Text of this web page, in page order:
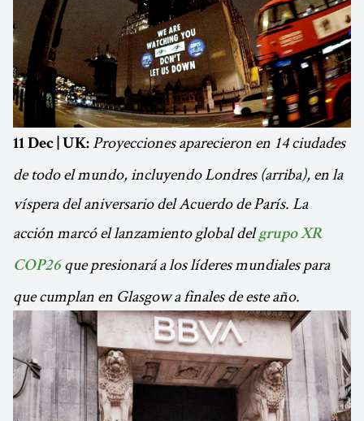
11 Dec | UK: Proyecciones aparecieron en 14 ciudades
de todo el mundo, incluyendo Londres (arriba), en la
víspera del aniversario del Acuerdo de París. La
acción marcó el lanzamiento global delgrupo XR
COP26que presionará a los líderes mundiales para
que cumplan en Glasgow a finales de este año.